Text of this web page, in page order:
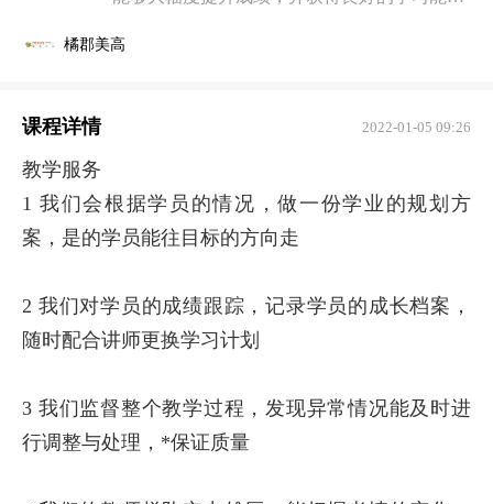
橘郡美高
课程详情 2022-01-05 09:26
教学服务
1 我们会根据学员的情况，做一份学业的规划方
案，是的学员能往目标的方向走
2 我们对学员的成绩跟踪，记录学员的成长档案，
随时配合讲师更换学习计划
3 我们监督整个教学过程，发现异常情况能及时进
行调整与处理，*保证质量